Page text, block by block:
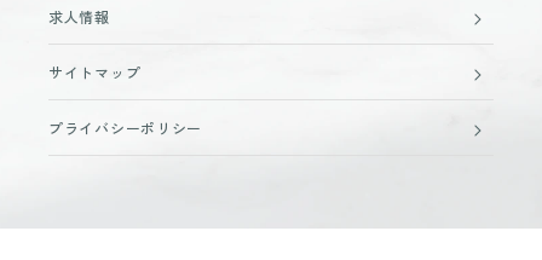
求人情報
サイトマップ
プライバシーポリシー